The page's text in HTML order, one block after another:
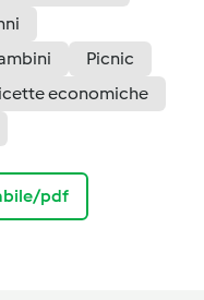
Picnic
economiche
pdf